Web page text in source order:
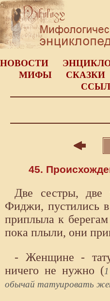
НОВОСТИ
МИФЫ
СКАЗКИ
45.
Две сестры, две
Фиджи, пустились
приплыла к
пока плыли, они
- Женщине -
ничего не нужно (
обычай татуировать